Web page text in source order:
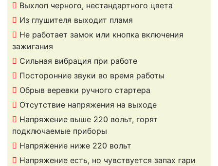
Выхлоп черного, нестандартного цвета
Из глушителя выходит пламя
Не работает замок или кнопка включения
зажигания
Сильная вибрация при работе
Посторонние звуки во время работы
Обрыв веревки ручного стартера
Отсутствие напряжения на выходе
Напряжение выше 220 вольт, горят
подключаемые приборы
Напряжение ниже 220 вольт
Напряжение есть, но чувствуется запах гари